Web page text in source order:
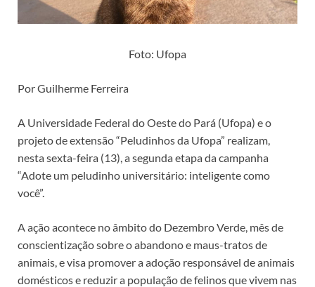
Foto: Ufopa
Por Guilherme Ferreira
A Universidade Federal do Oeste do Pará (Ufopa) e o
projeto de extensão “Peludinhos da Ufopa” realizam,
nesta sexta-feira (13), a segunda etapa da campanha
“Adote um peludinho universitário: inteligente como
você”.
A ação acontece no âmbito do Dezembro Verde, mês de
conscientização sobre o abandono e maus-tratos de
animais, e visa promover a adoção responsável de animais
domésticos e reduzir a população de felinos que vivem nas